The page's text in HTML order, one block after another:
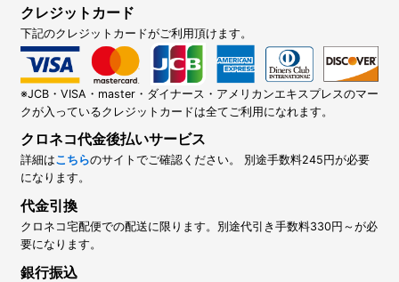
クレジットカード
下記のクレジットカードがご利用頂けます。
※JCB・VISA・master・ダイナース・アメリカンエキスプレスのマー
クが入っているクレジットカードは全てご利用になれます。
クロネコ代金後払いサービス
詳細はこちらのサイトでご確認ください。 別途手数料245円が必要
になります。
代金引換
クロネコ宅配便での配送に限ります。別途代引き手数料330円～が必
要になります。
銀行振込